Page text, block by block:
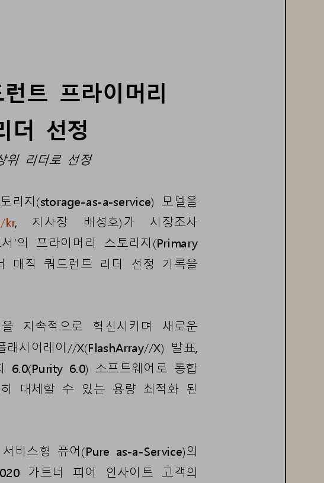
트
프라이머리
더 선정
위 리더로 선정
리지 (storage as a service)
모델을
kr, 지사장 배성호) 가
시장조사
’의 프라이머리 스토리지 (Primary
매직 쿼드런트 리더 선정
기록을
지속적으로 혁신 시키며
새로운
래시어레이 //X(FlashArray//X) 발표
6.0(Purity  6.0) 소프트웨어로
통합
대체할 수 있는 용량 최적화
된
서비스형 퓨어 (Pure  as a Service) 의
가트너 피어 인사이트 고객 의